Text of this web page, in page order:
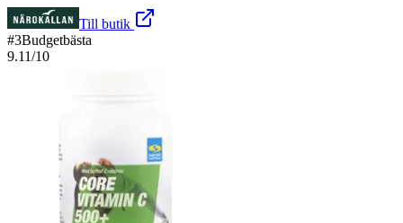
Till butik
#3Budgetbästa
9.11/10